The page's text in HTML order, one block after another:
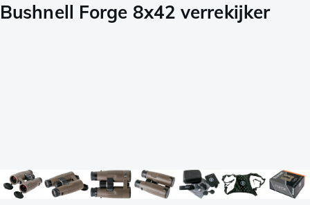
Bushnell Forge 8x42 verrekijker